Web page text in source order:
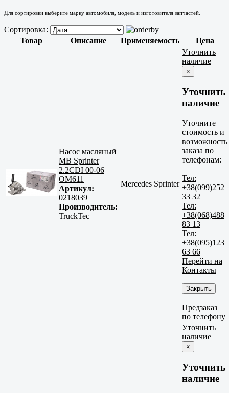
Для сортировки выберите марку автомобиля, модель и изготовителя запчастей.
Сортировка:
Товар
Описание Применяемость Цена
Насос масляный
MB Sprinter
2.2CDI 00-06
OM611
Артикул:
0218039
Производитель:
TruckTec
Mercedes Sprinter
Уточнить
наличие
×
Уточнить
наличие
Уточните
стоимость и
возможность
заказа по
телефонам:
Тел:
+38(099)252
33 32
Тел:
+38(068)488
83 13
Тел:
+38(095)123
63 66
Перейти на
Контакты
Закрыть
Предзаказ
по телефону
Уточнить
наличие
×
Уточнить
наличие